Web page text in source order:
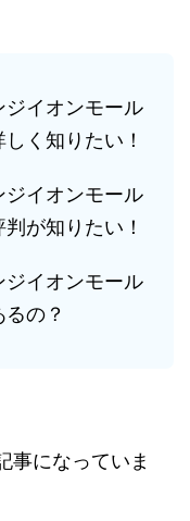
ジイオンモール
く知りたい！
ジイオンモール
が知りたい！
ジイオンモール
の？
事になっていま